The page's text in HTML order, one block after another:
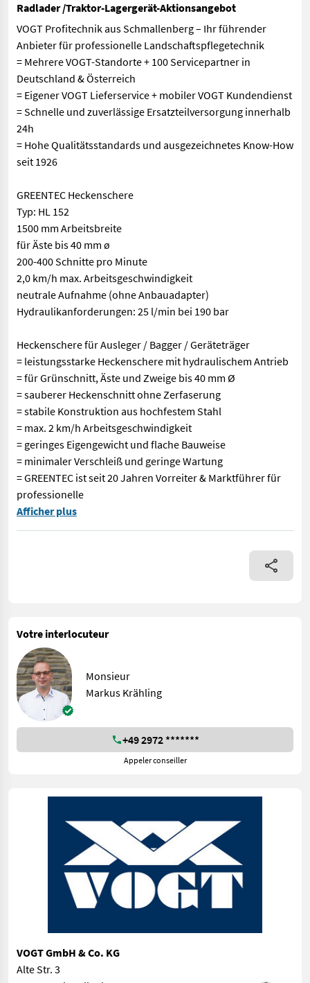
Radlader /Traktor-Lagergerät-Aktionsangebot
VOGT Profitechnik aus Schmallenberg – Ihr führender
Anbieter für professionelle Landschaftspflegetechnik
= Mehrere VOGT-Standorte + 100 Servicepartner in
Deutschland & Österreich
= Eigener VOGT Lieferservice + mobiler VOGT Kundendienst
= Schnelle und zuverlässige Ersatzteilversorgung innerhalb
24h
= Hohe Qualitätsstandards und ausgezeichnetes Know-How
seit 1926
GREENTEC Heckenschere
Typ: HL 152
1500 mm Arbeitsbreite
für Äste bis 40 mm ø
200-400 Schnitte pro Minute
2,0 km/h max. Arbeitsgeschwindigkeit
neutrale Aufnahme (ohne Anbauadapter)
Hydraulikanforderungen: 25 l/min bei 190 bar
Heckenschere für Ausleger / Bagger / Geräteträger
= leistungsstarke Heckenschere mit hydraulischem Antrieb
= für Grünschnitt, Äste und Zweige bis 40 mm Ø
= sauberer Heckenschnitt ohne Zerfaserung
= stabile Konstruktion aus hochfestem Stahl
= max. 2 km/h Arbeitsgeschwindigkeit
= geringes Eigengewicht und flache Bauweise
= minimaler Verschleiß und geringe Wartung
= GREENTEC ist seit 20 Jahren Vorreiter & Marktführer für
professionelle
VOGT Profitechnik aus Schmallenberg – Ihr führender
Afficher plus
Votre interlocuteur
Monsieur
Markus Krähling
+49 2972 *******
Appeler conseiller
VOGT GmbH & Co. KG
Alte Str. 3